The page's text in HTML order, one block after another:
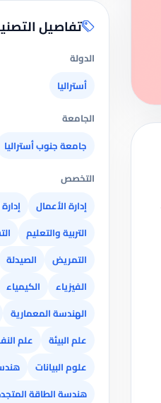
تفاصيل
الدولة
أستراليا
الجامعة
جامعة جنوب أستراليا
التخصص
إدارة الأعمال
التربية والتعليم
التمريض
الصيدلة
الفيزياء
الكيمياء
الهندسة المعمارية
علم البيئة
علم
علوم البيانات
هندسة الطاقة